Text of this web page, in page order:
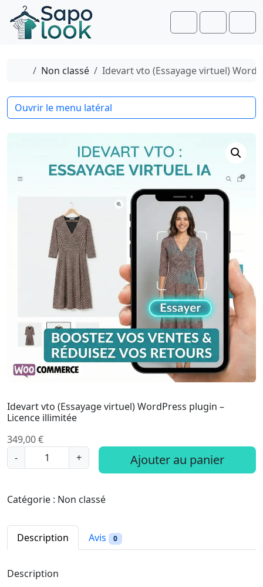
Aller au contenu
Skip to footer
Account
Cart
Accueil
Non classé Idevart vto (Essayage virtuel)
Idevart vto (Essayage virtuel) WordPress plugin –
Licence illimitée
349,00€
-
u
n
i
é
e
+ Ajouter au panier
Catégorie : Non classé
Description Avis 0
Description
Ouvrir le menu latéral